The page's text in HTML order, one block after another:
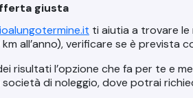
giusta
ti aiutia a trovare le
all’anno), verificare se è prevista
risultati l’opzione che fa per te e
di noleggio, dove potrai